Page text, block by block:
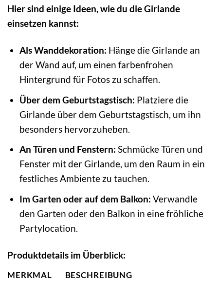
Hier sind einige Ideen, wie du die Girlande
einsetzen kannst:
Als Wanddekoration: Hänge die Girlande an
der Wand auf, um einen farbenfrohen
Hintergrund für Fotos zu schaffen.
Über dem Geburtstagstisch: Platziere die
Girlande über dem Geburtstagstisch, um ihn
besonders hervorzuheben.
An Türen und Fenstern: Schmücke Türen und
Fenster mit der Girlande, um den Raum in ein
festliches Ambiente zu tauchen.
Im Garten oder auf dem Balkon: Verwandle
den Garten oder den Balkon in eine fröhliche
Partylocation.
Produktdetails im Überblick:
MERKMAL
BESCHREIBUNG